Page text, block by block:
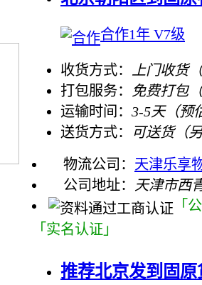
合作1年 V7级
收货方式：
上门收货
打包服务：
免费打包
运输时间： 3-5天（预
送货方式：
可送货（
物流公司： 天津乐享
公司地址：
天津市西
「
「实名认证」
推荐北京发到固